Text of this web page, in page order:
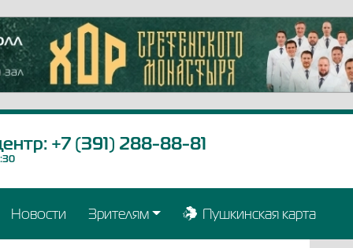
+7 (391) 288-88-81
Новости Зрителям Пушкинская карта